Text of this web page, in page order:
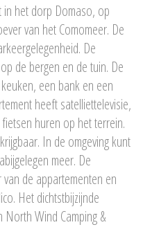
in het dorp Domaso, op
van het Comomeer. De
De
de bergen en de tuin. De
een bank en een
heeft satelliettelevisie,
huren op het terrein.
In de omgeving kunt
meer. De
de appartementen en
Het dichtstbijzijnde
North Wind Camping &